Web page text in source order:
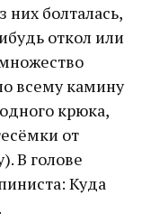
болталась,
откол или
всему камину
крюка,
от
В голове
Куда